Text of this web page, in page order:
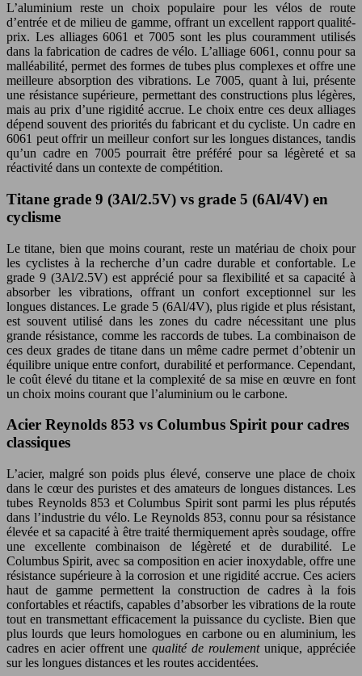
L’aluminium reste un choix populaire pour les vélos de route
d’entrée et de milieu de gamme, offrant un excellent rapport qualité-
prix. Les alliages 6061 et 7005 sont les plus couramment utilisés
dans la fabrication de cadres de vélo. L’alliage 6061, connu pour sa
malléabilité, permet des formes de tubes plus complexes et offre une
meilleure absorption des vibrations. Le 7005, quant à lui, présente
une résistance supérieure, permettant des constructions plus légères,
mais au prix d’une rigidité accrue. Le choix entre ces deux alliages
dépend souvent des priorités du fabricant et du cycliste. Un cadre en
6061 peut offrir un meilleur confort sur les longues distances, tandis
qu’un cadre en 7005 pourrait être préféré pour sa légèreté et sa
réactivité dans un contexte de compétition.
Titane grade 9 (3Al/2.5V) vs grade 5 (6Al/4V) en
cyclisme
Le titane, bien que moins courant, reste un matériau de choix pour
les cyclistes à la recherche d’un cadre durable et confortable. Le
grade 9 (3Al/2.5V) est apprécié pour sa flexibilité et sa capacité à
absorber les vibrations, offrant un confort exceptionnel sur les
longues distances. Le grade 5 (6Al/4V), plus rigide et plus résistant,
est souvent utilisé dans les zones du cadre nécessitant une plus
grande résistance, comme les raccords de tubes. La combinaison de
ces deux grades de titane dans un même cadre permet d’obtenir un
équilibre unique entre confort, durabilité et performance. Cependant,
le coût élevé du titane et la complexité de sa mise en œuvre en font
un choix moins courant que l’aluminium ou le carbone.
Acier Reynolds 853 vs Columbus Spirit pour cadres
classiques
L’acier, malgré son poids plus élevé, conserve une place de choix
dans le cœur des puristes et des amateurs de longues distances. Les
tubes Reynolds 853 et Columbus Spirit sont parmi les plus réputés
dans l’industrie du vélo. Le Reynolds 853, connu pour sa résistance
élevée et sa capacité à être traité thermiquement après soudage, offre
une excellente combinaison de légèreté et de durabilité. Le
Columbus Spirit, avec sa composition en acier inoxydable, offre une
résistance supérieure à la corrosion et une rigidité accrue. Ces aciers
haut de gamme permettent la construction de cadres à la fois
confortables et réactifs, capables d’absorber les vibrations de la route
tout en transmettant efficacement la puissance du cycliste. Bien que
plus lourds que leurs homologues en carbone ou en aluminium, les
cadres en acier offrent une qualité de roulement unique, appréciée
sur les longues distances et les routes accidentées.